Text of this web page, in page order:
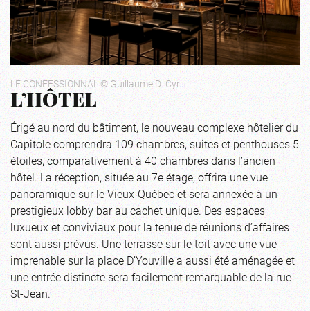
LE CONFESSIONNAL © Guillaume D. Cyr
L’HÔTEL
Érigé au nord du bâtiment, le nouveau complexe hôtelier du
Capitole comprendra 109 chambres, suites et penthouses 5
étoiles, comparativement à 40 chambres dans l’ancien
hôtel. La réception, située au 7e étage, offrira une vue
panoramique sur le Vieux-Québec et sera annexée à un
prestigieux lobby bar au cachet unique. Des espaces
luxueux et conviviaux pour la tenue de réunions d’affaires
sont aussi prévus. Une terrasse sur le toit avec une vue
imprenable sur la place D’Youville a aussi été aménagée et
une entrée distincte sera facilement remarquable de la rue
St-Jean.